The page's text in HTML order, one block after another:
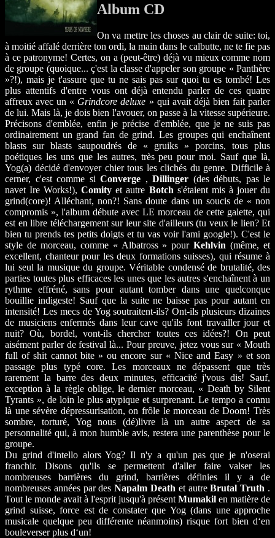
Album CD
On va mettre les choses au clair de suite: toi,
à moitié affalé derrière ton ordi, la main dans le calbutte, ne te fie pas
à ce patronyme! Certes, on a (peut-être) déjà vu mieux comme nom
de groupe (quoique... ç'est la classe d'appeler son groupe « Panthère
»?!), mais je t'assure que tu ne sais pas sur quoi tu es tombé! Les
plus attentifs d'entre vous ont déjà entendu parler de ces quatre
affreux avec un « Grindcore deluxe » qui avait déjà bien fait parler
de lui. Mais là, je dois bien l'avouer, on passe à la vitesse supérieure.
Précisons d'emblée, enfin je précise d'emblée, que je ne suis pas
ordinairement un grand fan de grind. Les groupes qui enchaînent
blasts sur blasts saupoudrés de « gruiks » porcins, tous plus
poétiques les uns que les autres, très peu pour moi. Sauf que là,
Yog(a) décidé d'envoyer chier tous les clichés du genre. Difficile à
cerner, c'est comme si Converge , Dillinger (des débuts, pas le
navet Ire Works!),Comity et autre Botch s'étaient mis à jouer du
grind(core)! Alléchant, non?! Sans doute dans un soucis de « non
compromis », l'album débute avec LE morceau de cette galette, qui
est en libre téléchargement sur leur site d'ailleurs (tu veux le lien? Et
bien tu prends tes petits doigts et tu vas voir l'ami google!). C'est le
style de morceau, comme « Albatross » pourKehlvin (même, et
excellent, chanteur pour les deux formations suisses), qui résume à
lui seul la musique du groupe. Véritable condensé de brutalité, des
parties toutes plus efficaces les unes que les autres s'enchaînent à un
rythme effréné, sans pour autant tomber dans une quelconque
bouillie indigeste! Sauf que la suite ne baisse pas pour autant en
intensité! Les mecs de Yog soutraitent-ils? Ont-ils plusieurs dizaines
de musiciens enfermés dans leur cave qu'ils font travailler jour et
nuit? Où, bordel, vont-ils chercher toutes ces idées?! On peut
aisément parler de festival là... Pour preuve, jetez vous sur « Mouth
full of shit cannot bite » ou encore sur « Nice and Easy » et son
passage plus typé core. Les morceaux ne dépassent que très
rarement la barre des deux minutes, efficacité j'vous dis! Sauf,
exception à la règle oblige, le dernier morceau, « Death by Silent
Tyrants », de loin le plus atypique et surprenant. Le tempo a connu
là une sévère dépressurisation, on frôle le morceau de Doom! Très
sombre, torturé, Yog nous (dé)livre là un autre aspect de sa
personnalité qui, à mon humble avis, restera une parenthèse pour le
groupe.
Du grind d'intello alors Yog? Il n'y a qu'un pas que je n'oserai
franchir. Disons qu'ils se permettent d'aller faire valser les
nombreuses barrières du grind, barrières définies il y a de
nombreuses années par desNapalm Death et autreBrutal Truth .
Tout le monde avait à l'esprit jusqu'à présent Mumakil en matière de
grind suisse, force est de constater que Yog (dans une approche
musicale quelque peu différente néanmoins) risque fort bien d‘en
bouleverser plus d‘un!